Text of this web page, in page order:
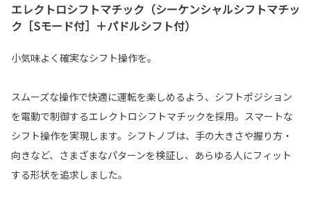
エレクトロシフトマチック（シーケンシャルシフトマチッ
ク［Sモード付］＋パドルシフト付）
小気味よく確実なシフト操作を。
スムーズな操作で快適に運転を楽しめるよう、シフトポジション
を電動で制御するエレクトロシフトマチックを採用。スマートな
シフト操作を実現します。シフトノブは、手の大きさや握り方・
向きなど、さまざまなパターンを検証し、あらゆる人にフィット
する形状を追求しました。